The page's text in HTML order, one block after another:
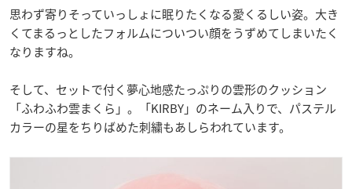
思わず寄りそっていっしょに眠りたくなる愛くるしい姿。大き
くてまるっとしたフォルムについつい顔をうずめてしまいたく
なりますね。
そして、セットで付く夢心地感たっぷりの雲形のクッション
「ふわふわ雲まくら」。「KIRBY」のネーム入りで、パステル
カラーの星をちりばめた刺繍もあしらわれています。